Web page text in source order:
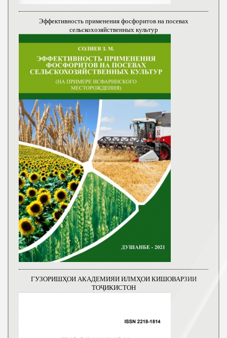
Эффективность применения фосфоритов на посевах
сельскохозяйственных культур
ГУЗОРИШҲОИ АКАДЕМИЯИ ИЛМҲОИ КИШОВАРЗИИ
ТОҶИКИСТОН